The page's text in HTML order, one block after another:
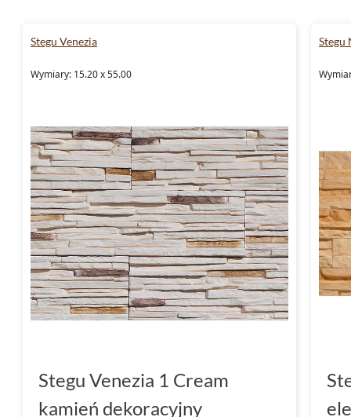
Stegu Venezia
Wymiary: 15.20 x 55.00
Stegu Venezia 1 Cream
kamień dekoracyjny
Stegu